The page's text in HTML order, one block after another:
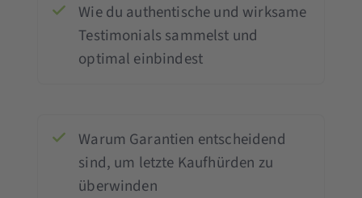
Wie du authentische und wirksame
Testimonials sammelst und
optimal einbindest
Warum Garantien entscheidend
sind, um letzte Kaufhürden zu
überwinden